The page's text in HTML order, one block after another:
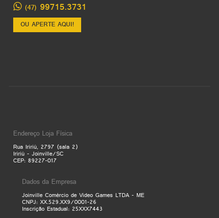
(47) 99715.3731
OU APERTE AQUI!
Endereço Loja Física
Rua Iririú, 2797 (sala 2)
Iririú - Joinville/SC
CEP: 89227-017
Dados da Empresa
Joinville Comércio de Video Games LTDA - ME
CNPJ: XX.529.XX9/0001-26
Inscrição Estadual: 25XXX7443